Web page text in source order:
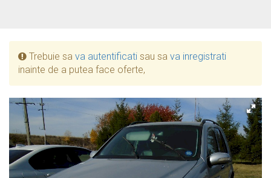
Trebuie sa va autentificati sau sa va inregistrati
inainte de a putea face oferte,